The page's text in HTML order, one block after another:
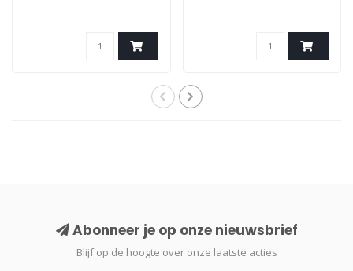
Abonneer je op onze nieuwsbrief
Blijf op de hoogte over onze laatste acties